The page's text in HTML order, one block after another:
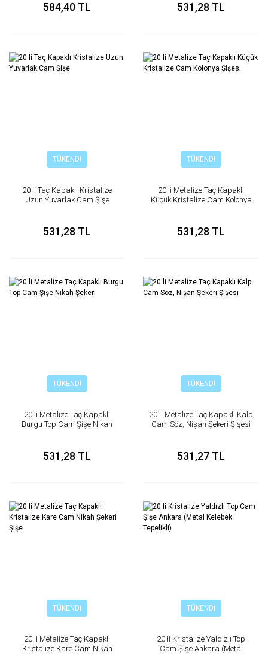
584,40 TL 531,28 TL
TÜKENDİ
20 li Taç Kapaklı Kristalize
Uzun Yuvarlak Cam Şişe
531,28 TL
TÜKENDİ
20 li Metalize Taç Kapaklı
Küçük Kristalize Cam Kolonya
531,28 TL
TÜKENDİ
20 li Metalize Taç Kapaklı
Burgu Top Cam Şişe Nikah
531,28 TL
TÜKENDİ
20 li Metalize Taç Kapaklı Kalp
Cam Söz, Nişan Şekeri Şişesi
531,27 TL
TÜKENDİ
20 li Metalize Taç Kapaklı
Kristalize Kare Cam Nikah
TÜKENDİ
20 li Kristalize Yaldızlı Top
Cam Şişe Ankara (Metal